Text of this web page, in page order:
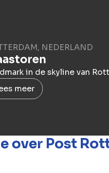
NEDERLAND
in de skyline van
meer
over Post